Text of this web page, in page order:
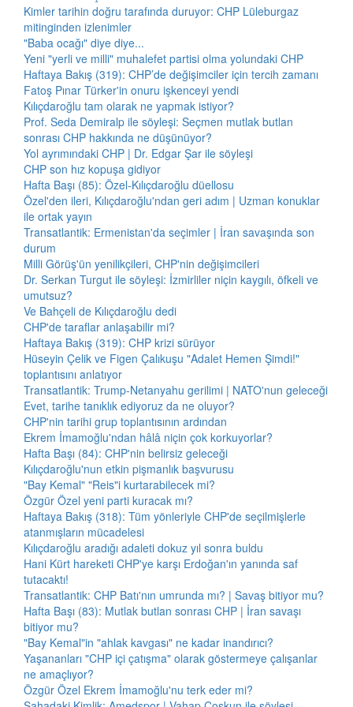
Kimler tarihin doğru tarafında duruyor: CHP Lüleburgaz
mitinginden izlenimler
"Baba ocağı" diye diye...
Yeni "yerli ve milli" muhalefet partisi olma yolundaki CHP
Haftaya Bakış (319): CHP’de değişimciler için tercih zamanı
Fatoş Pınar Türker'in onuru işkenceyi yendi
Kılıçdaroğlu tam olarak ne yapmak istiyor?
Prof. Seda Demiralp ile söyleşi: Seçmen mutlak butlan
sonrası CHP hakkında ne düşünüyor?
Yol ayrımındaki CHP | Dr. Edgar Şar ile söyleşi
CHP son hız kopuşa gidiyor
Hafta Başı (85): Özel-Kılıçdaroğlu düellosu
Özel'den ileri, Kılıçdaroğlu'ndan geri adım | Uzman konuklar
ile ortak yayın
Transatlantik: Ermenistan'da seçimler | İran savaşında son
durum
Milli Görüş'ün yenilikçileri, CHP'nin değişimcileri
Dr. Serkan Turgut ile söyleşi: İzmirliler niçin kaygılı, öfkeli ve
umutsuz?
Ve Bahçeli de Kılıçdaroğlu dedi
CHP'de taraflar anlaşabilir mi?
Haftaya Bakış (319): CHP krizi sürüyor
Hüseyin Çelik ve Figen Çalıkuşu "Adalet Hemen Şimdi!"
toplantısını anlatıyor
Transatlantik: Trump-Netanyahu gerilimi | NATO'nun geleceği
Evet, tarihe tanıklık ediyoruz da ne oluyor?
CHP'nin tarihi grup toplantısının ardından
Ekrem İmamoğlu'ndan hâlâ niçin çok korkuyorlar?
Hafta Başı (84): CHP'nin belirsiz geleceği
Kılıçdaroğlu'nun etkin pişmanlık başvurusu
"Bay Kemal" "Reis"i kurtarabilecek mi?
Özgür Özel yeni parti kuracak mı?
Haftaya Bakış (318): Tüm yönleriyle CHP'de seçilmişlerle
atanmışların mücadelesi
Kılıçdaroğlu aradığı adaleti dokuz yıl sonra buldu
Hani Kürt hareketi CHP'ye karşı Erdoğan'ın yanında saf
tutacaktı!
Transatlantik: CHP Batı'nın umrunda mı? | Savaş bitiyor mu?
Hafta Başı (83): Mutlak butlan sonrası CHP | İran savaşı
bitiyor mu?
"Bay Kemal"in "ahlak kavgası" ne kadar inandırıcı?
Yaşananları "CHP içi çatışma" olarak göstermeye çalışanlar
ne amaçlıyor?
Özgür Özel Ekrem İmamoğlu'nu terk eder mi?